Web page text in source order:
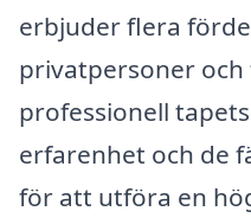
erbjuder flera
privatpersoner och
professionell
erfarenhet och de
för att utföra en